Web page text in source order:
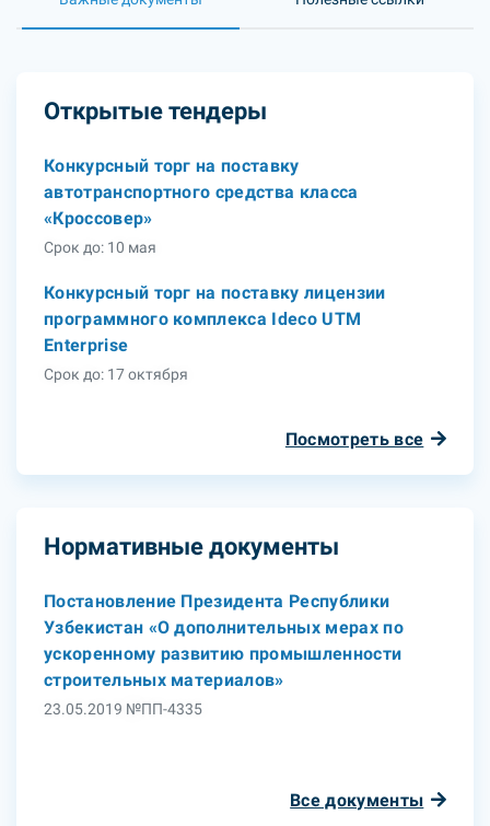
Открытые тендеры
Конкурсный торг на поставку
автотранспортного средства класса
«Кроссовер»
Срок до: 10 мая
Конкурсный торг на поставку лицензии
программного комплекса Ideco UTM
Enterprise
Срок до: 17 октября
Посмотреть все
Нормативные документы
Постановление Президента Республики
Узбекистан «О дополнительных мерах по
ускоренному развитию промышленности
строительных материалов»
23.05.2019 №ПП-4335
Все документы